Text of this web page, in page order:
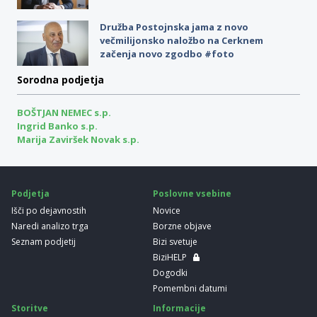
Družba Postojnska jama z novo
večmilijonsko naložbo na Cerknem
začenja novo zgodbo #foto
Sorodna podjetja
BOŠTJAN NEMEC s.p.
Ingrid Banko s.p.
Marija Zaviršek Novak s.p.
Podjetja
Išči po dejavnostih
Naredi analizo trga
Seznam podjetij
Poslovne vsebine
Novice
Borzne objave
Bizi svetuje
BiziHELP
Dogodki
Pomembni datumi
Storitve
Informacije